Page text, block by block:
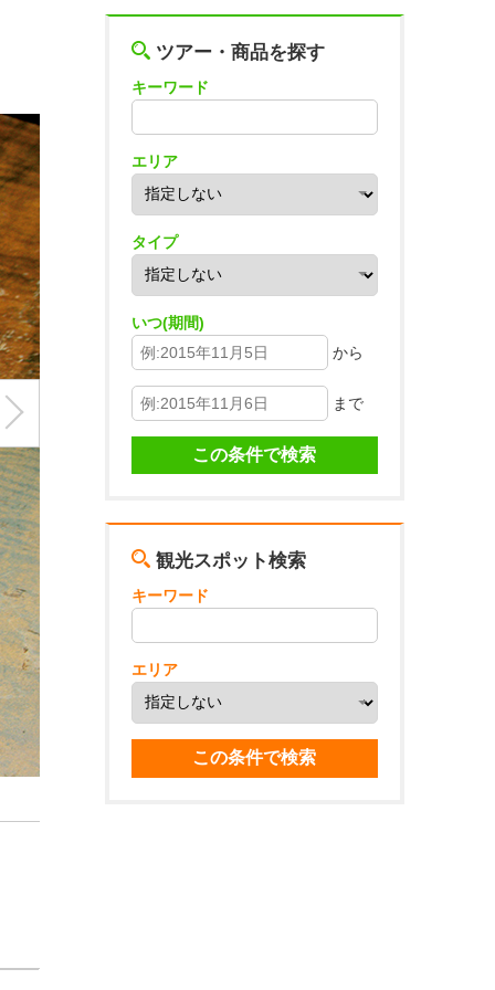
ツアー・商品を探す
キーワード
エリア
タイプ
いつ(期間)
から
まで
観光スポット検索
キーワード
エリア